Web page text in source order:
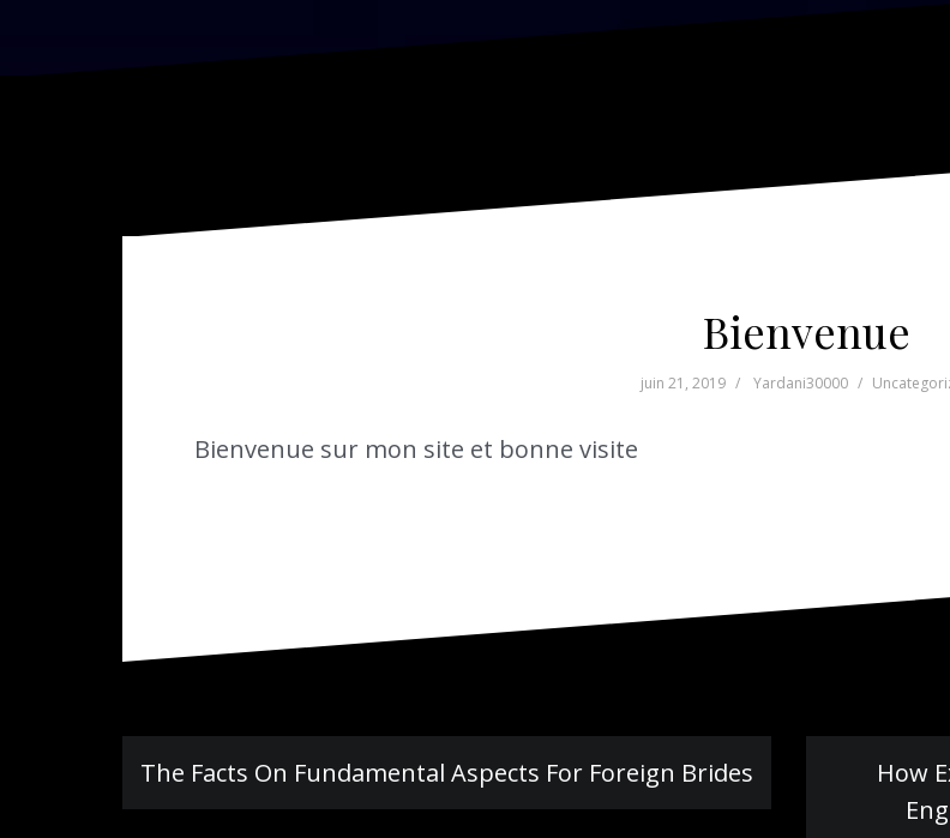
Bienvenue
juin 21, 2019 Yardani30000
Bienvenue sur mon site et bonne visite
Navigation
de
The Facts On Fundamental Aspects For Foreign Brides
How